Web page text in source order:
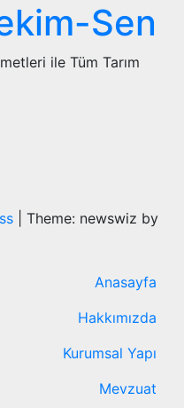
Sen
ile Tüm Tarım
Theme: newswiz by
Anasayfa
Hakkımızda
Kurumsal Yapı
Mevzuat